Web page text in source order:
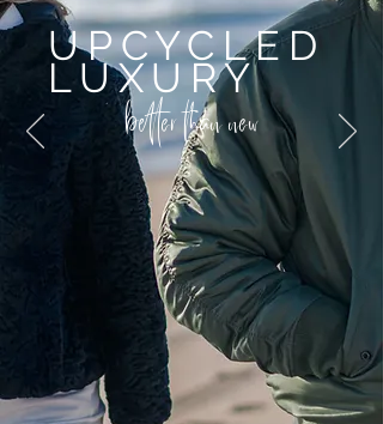
UPCYCLED
LUXURY
better than new